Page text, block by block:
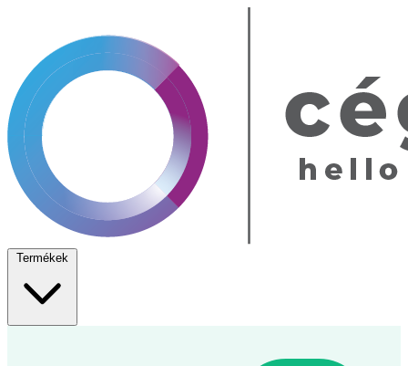
Termékek